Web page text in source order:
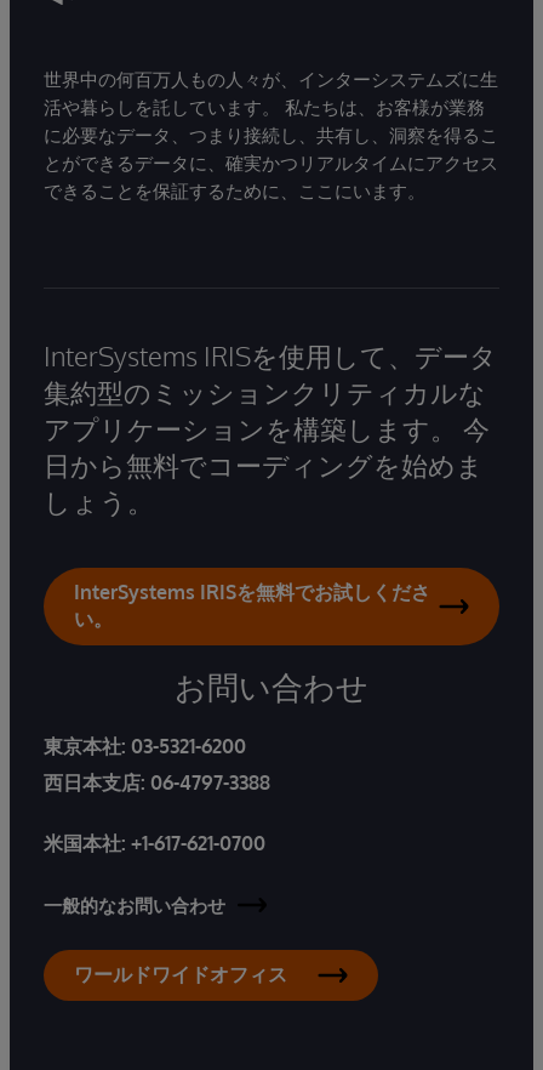
世界中の何百万人もの人々が、インターシステムズに生
活や暮らしを託しています。 私たちは、お客様が業務
に必要なデータ、つまり接続し、共有し、洞察を得るこ
とができるデータに、確実かつリアルタイムにアクセス
できることを保証するために、ここにいます。
InterSystems IRISを使用して、データ
集約型のミッションクリティカルな
アプリケーションを構築します。 今
日から無料でコーディングを始めま
しょう。
InterSystems IRISを無料でお試しくださ
い。
お問い合わせ
東京本社: 03-5321-6200
西日本支店: 06-4797-3388
米国本社: +1-617-621-0700
一般的なお問い合わせ
ワールドワイドオフィス